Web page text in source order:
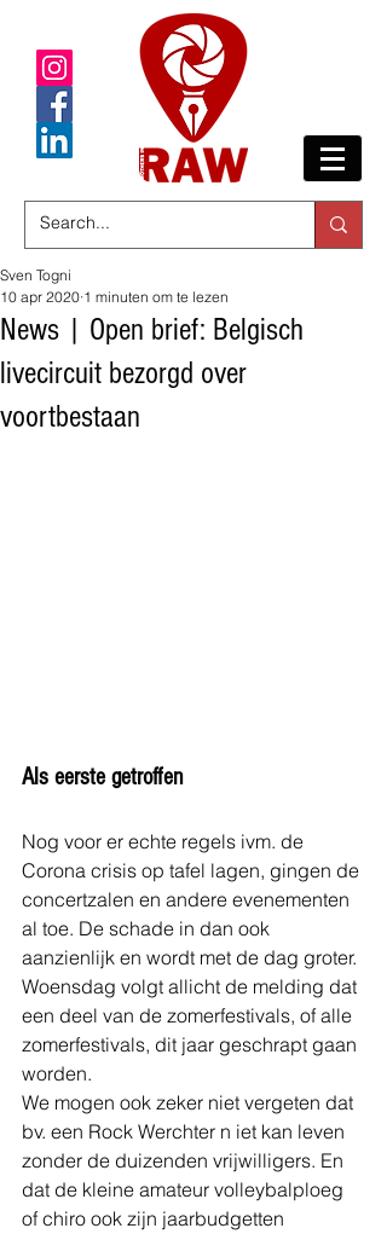
News | Open brief: Belgisch
livecircuit bezorgd over
voortbestaan
Sven Togni
10 apr 2020 1 minuten om te lezen
Als eerste getroffen
Nog voor er echte regels ivm. de
Corona crisis op tafel lagen, gingen de
concertzalen en andere evenementen
al toe. De schade in dan ook
aanzienlijk en wordt met de dag groter.
Woensdag volgt allicht de melding dat
een deel van de zomerfestivals, of alle
zomerfestivals, dit jaar geschrapt gaan
worden.
We mogen ook zeker niet vergeten dat
bv. een Rock Werchter n iet kan leven
zonder de duizenden vrijwilligers. En
dat de kleine amateur volleybalploeg
of chiro ook zijn jaarbudgetten